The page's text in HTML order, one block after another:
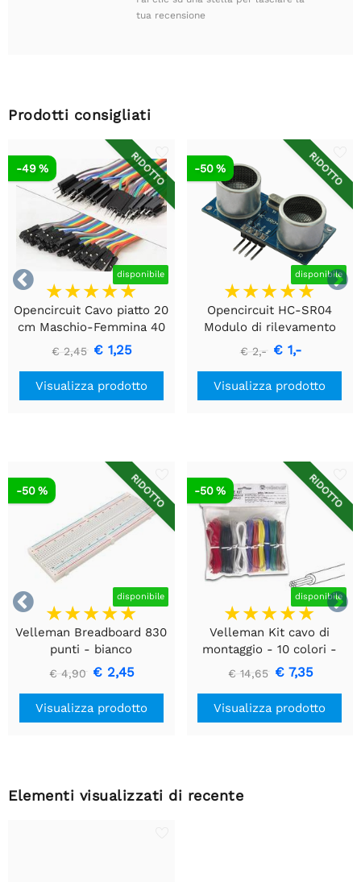
tua recensione
Prodotti consigliati


RIDOTTO
disponibile
-49 %
Opencircuit Cavo piatto 20
cm Maschio-Femmina 40
pezzi
€ 2,45 € 1,25
Visualizza prodotto
RIDOTTO
disponibile
-50 %
Opencircuit HC-SR04
Modulo di rilevamento
della distanza ad
ultrasuoni
€ 2,- € 1,-
Visualizza prodotto


RIDOTTO
disponibile
-50 %
Velleman Breadboard 830
punti - bianco
€ 4,90 € 2,45
Visualizza prodotto
RIDOTTO
disponibile
-50 %
Velleman Kit cavo di
montaggio - 10 colori -
60m - multipolare
€ 14,65 € 7,35
Visualizza prodotto
Elementi visualizzati di recente